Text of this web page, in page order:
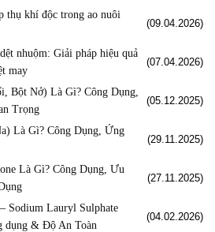
thụ khí độc trong ao nuôi
(09.04.2026)
nhuộm: Giải pháp hiệu quả
may
(07.04.2026)
Bột Nở) Là Gì? Công Dụng,
Trọng
(05.12.2025)
Là Gì? Công Dụng, Ứng
(29.11.2025)
Là Gì? Công Dụng, Ưu
(27.11.2025)
Sodium Lauryl Sulphate
dụng & Độ An Toàn
(04.02.2026)